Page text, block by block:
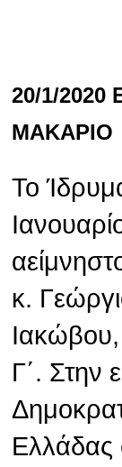
20/1/
ΜΑΚΑΡΙΟ
Το
κ.
Γ΄. Στην
Ελλάδας